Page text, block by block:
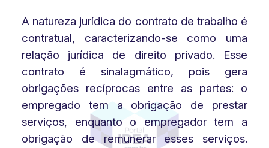
A natureza jurídica do contrato de trabalho é
contratual, caracterizando-se como uma
relação jurídica de direito privado. Esse
contrato é sinalagmático, pois gera
obrigações recíprocas entre as partes: o
empregado tem a obrigação de prestar
serviços, enquanto o empregador tem a
obrigação de remunerar esses serviços.